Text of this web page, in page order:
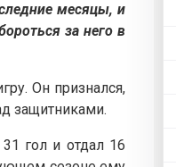
месяцы, и
за него в
Он признался,
защитниками.
гол и отдал 16